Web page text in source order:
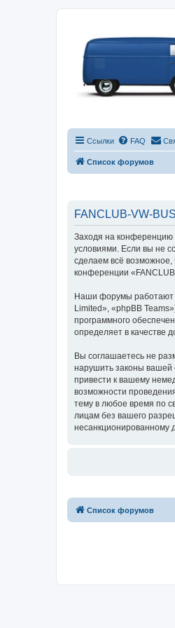
Ссылки FAQ
Список форумов
FANCLUB-VW-
Заходя на конференцию
условиями. Если вы не
сделаем всё возможное,
конференции
Наши форумы работают
Limited», «phpBB
программного
определяет в качестве
Вы соглашаетесь не
нарушить законы вашей
привести к вашему
возможности
тему в любое время по
лицам без вашего
несанкционированному
Список форумов